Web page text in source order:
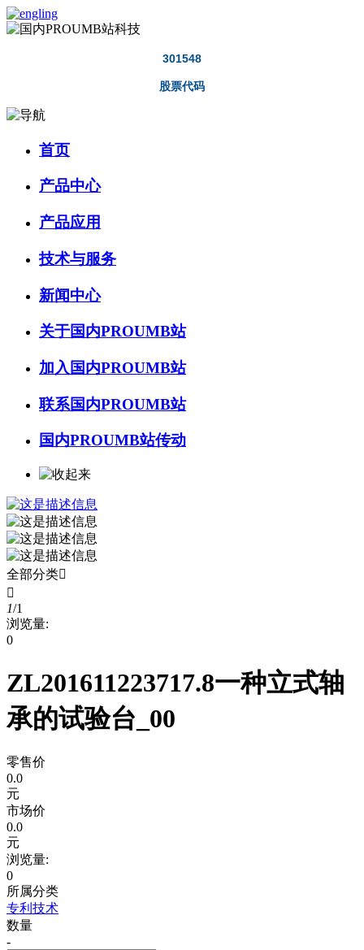
301548
股票代码
首页
产品中心
产品应用
技术与服务
新闻中心
关于国内PROUMB站
加入国内PROUMB站
联系国内PROUMB站
国内PROUMB站传动
全部分类

1/1
浏览量:
0
ZL201611223717.8一种立式轴
承的试验台_00
零售价
0.0
元
市场价
0.0
元
浏览量:
0
所属分类
专利技术
数量
-